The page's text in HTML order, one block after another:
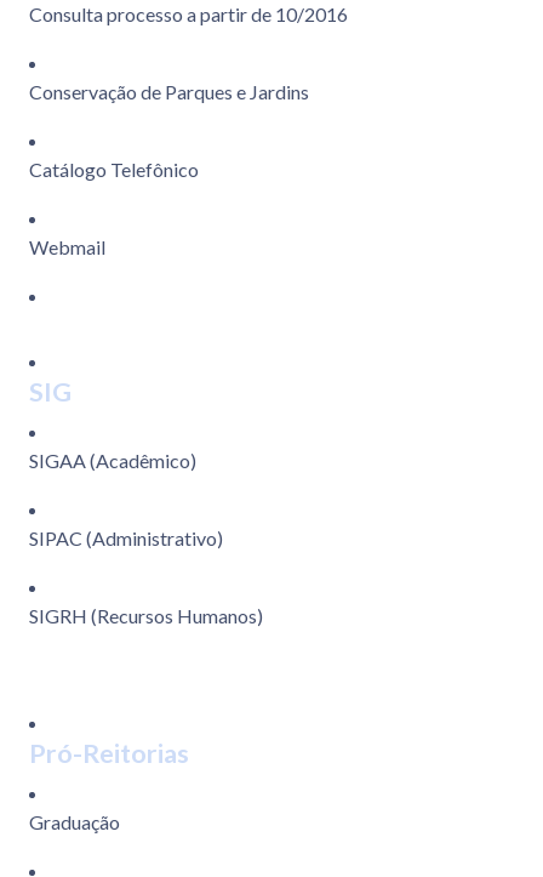
Consulta processo a partir de 10/2016
Conservação de Parques e Jardins
Catálogo Telefônico
Webmail
SIG
SIGAA (Acadêmico)
SIPAC (Administrativo)
SIGRH (Recursos Humanos)
Pró-Reitorias
Graduação